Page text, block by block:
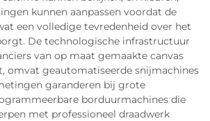
kunnen aanpassen voordat de
een volledige tevredenheid over het
De technologische infrastructuur
van op maat gemaakte canvas
omvat geautomatiseerde snijmachines
garanderen bij grote
borduurmachines die
met professioneel draadwerk